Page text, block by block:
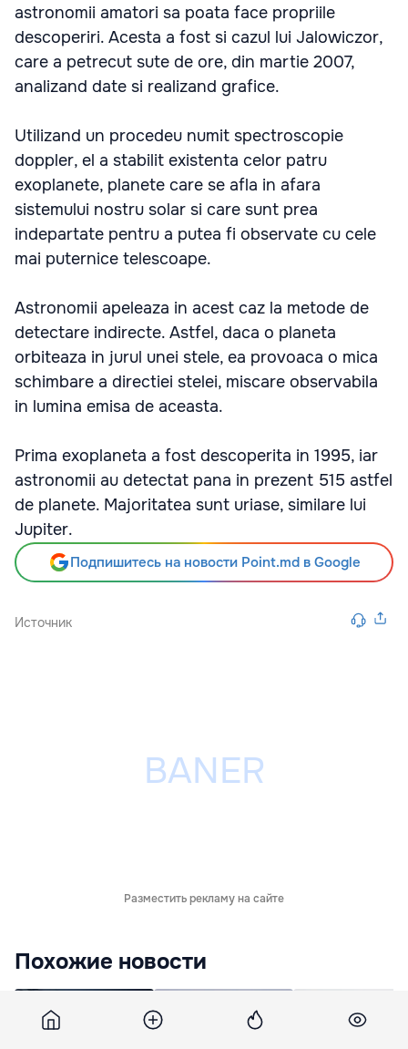
astronomii amatori sa poata face propriile
descoperiri. Acesta a fost si cazul lui Jalowiczor,
care a petrecut sute de ore, din martie 2007,
analizand date si realizand grafice.
Utilizand un procedeu numit spectroscopie
doppler, el a stabilit existenta celor patru
exoplanete, planete care se afla in afara
sistemului nostru solar si care sunt prea
indepartate pentru a putea fi observate cu cele
mai puternice telescoape.
Astronomii apeleaza in acest caz la metode de
detectare indirecte. Astfel, daca o planeta
orbiteaza in jurul unei stele, ea provoaca o mica
schimbare a directiei stelei, miscare observabila
in lumina emisa de aceasta.
Prima exoplaneta a fost descoperita in 1995, iar
astronomii au detectat pana in prezent 515 astfel
de planete. Majoritatea sunt uriase, similare lui
Jupiter.
Подпишитесь на новости Point.md в Google
Источник
Разместить рекламу на сайте
Похожие новости